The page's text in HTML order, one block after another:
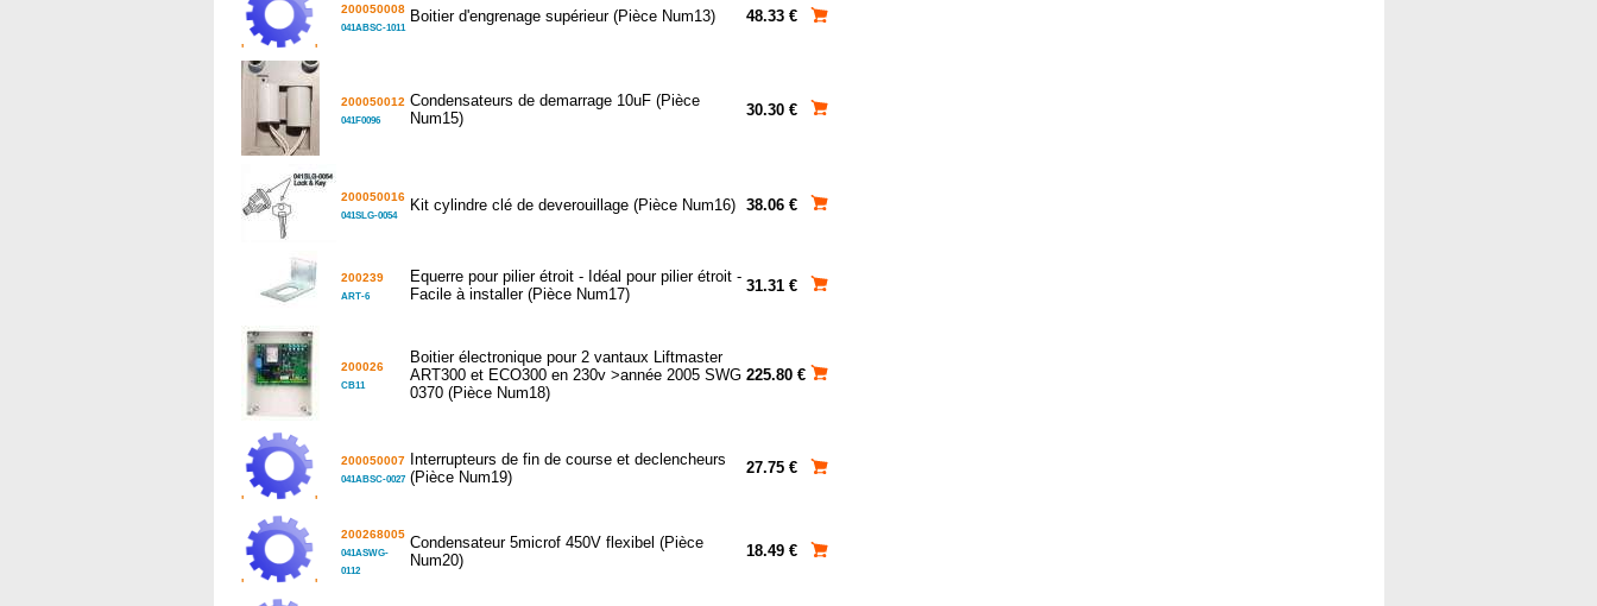
' '
200050008
041ABSC-1011
Boitier d'engrenage supérieur (Pièce Num13) 48.33 €
200050012
041F0096
Condensateurs de demarrage 10uF (Pièce
Num15)
30.30 €
200050016
041SLG-0054
Kit cylindre clé de deverouillage (Pièce Num16) 38.06 €
200239
ART-6
Equerre pour pilier étroit - Idéal pour pilier étroit -
Facile à installer (Pièce Num17)
31.31 €
200026
CB11
Boitier électronique pour 2 vantaux Liftmaster
ART300 et ECO300 en 230v >année 2005 SWG
0370 (Pièce Num18)
225.80 €
' '
200050007
041ABSC-0027
Interrupteurs de fin de course et declencheurs
(Pièce Num19)
27.75 €
' '
200268005
041ASWG-
0112
Condensateur 5microf 450V flexibel (Pièce
Num20)
18.49 €